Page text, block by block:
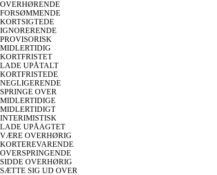
OVERHØRENDE
FORSØMMENDE
KORTSIGTEDE
IGNORERENDE
PROVISORISK
MIDLERTIDIG
KORTFRISTET
LADE UPÅTALT
KORTFRISTEDE
NEGLIGERENDE
SPRINGE OVER
MIDLERTIDIGE
MIDLERTIDIGT
INTERIMISTISK
LADE UPÅAGTET
VÆRE OVERHØRIG
KORTEREVARENDE
OVERSPRINGENDE
SIDDE OVERHØRIG
SÆTTE SIG UD OVER